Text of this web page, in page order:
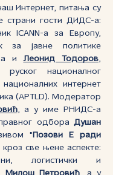
Интернет, питања су
страни гости ДИДС-а:
ICANN-а за Европу,
за јавне политике
иЛеонид Тодоров
националног
интернет
(APTLD). Модератор
, а у име РНИДС-а
одбора Душан
" Позови Е ради
све њене аспекте:
логистички и
Милош Петровић, а у